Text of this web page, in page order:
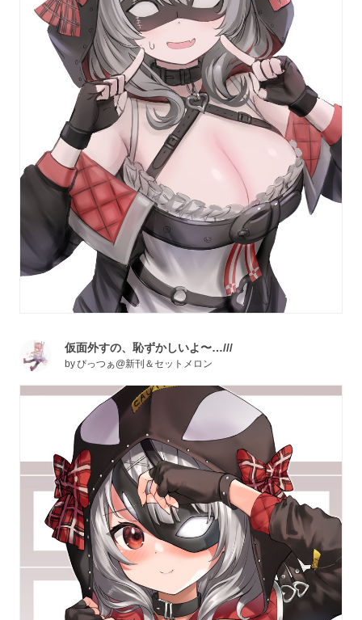
仮面外すの、恥ずかしいよ〜…///
byぴっつぁ@新刊＆セットメロン